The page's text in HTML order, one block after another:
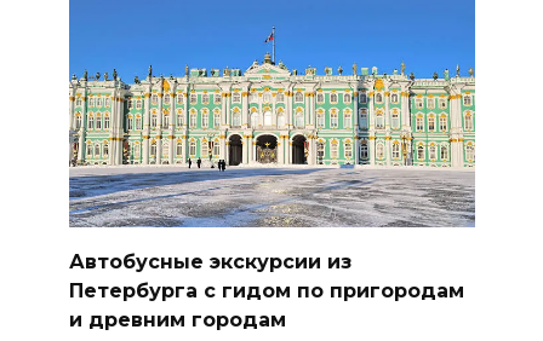
Автобусные экскурсии из
Петербурга с гидом по пригородам
и древним городам